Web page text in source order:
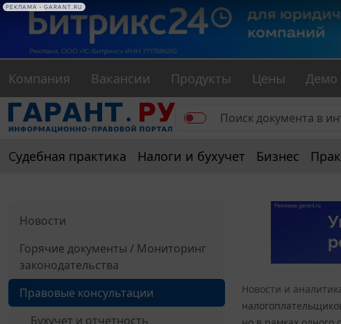
Компания Вакансии Продукты Цены Демо
Судебная практика Налоги и бухучет Бизнес
Новости
Горячие документы / Мониторинг
законодательства
Правовые консультации
Бухучет и отчетность
Новости и
РЕКЛАМА • GARANT.RU